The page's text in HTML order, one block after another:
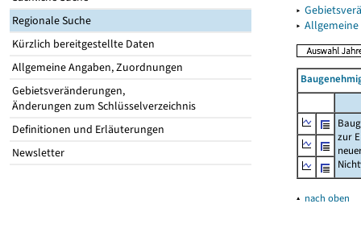
Regionale Suche
Kürzlich bereitgestellte Daten
Allgemeine Angaben, Zuordnungen
Gebietsveränderungen,
Änderungen zum Schlüsselverzeichnis
Definitionen und Erläuterungen
Newsletter
▸
▸
zur
▴ nach oben